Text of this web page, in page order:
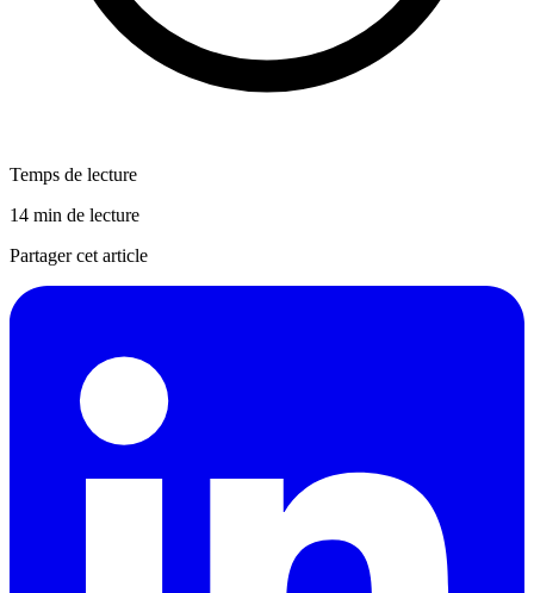
Temps de lecture
14 min de lecture
Partager cet article